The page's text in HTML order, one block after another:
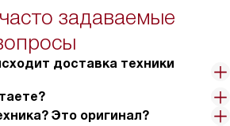
часто задаваемые
доставка техники
Это оригинал?